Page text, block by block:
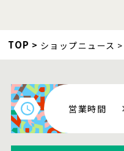
TOP ショップニュース
営業時間